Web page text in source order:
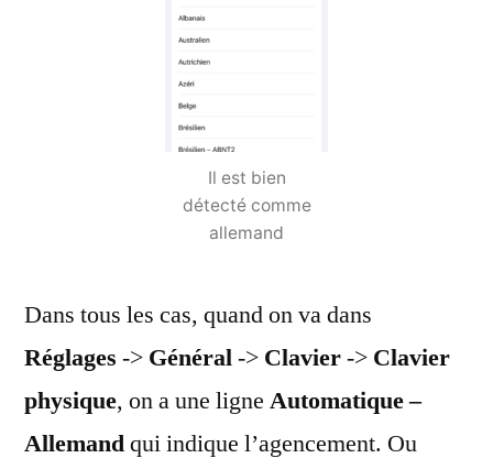
Il est bien
détecté comme
allemand
Dans tous les cas, quand on va dans
Réglages -> Général-> Clavier-> Clavier
physique, on a une ligne Automatique –
Allemandqui indique l’agencement. Ou